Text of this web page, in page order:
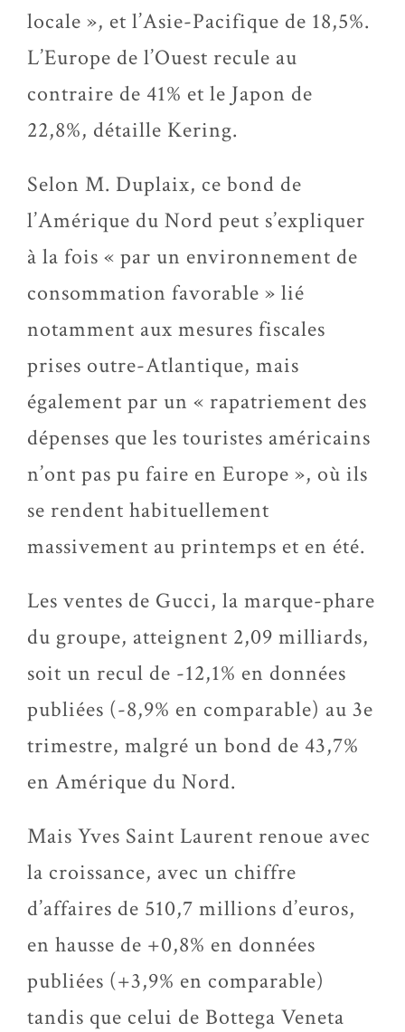
locale », et l’Asie-Pacifique de 18,5%.
L’Europe de l’Ouest recule au
contraire de 41% et le Japon de
22,8%, détaille Kering.
Selon M. Duplaix, ce bond de
l’Amérique du Nord peut s’expliquer
à la fois « par un environnement de
consommation favorable » lié
notamment aux mesures fiscales
prises outre-Atlantique, mais
également par un « rapatriement des
dépenses que les touristes américains
n’ont pas pu faire en Europe », où ils
se rendent habituellement
massivement au printemps et en été.
Les ventes de Gucci, la marque-phare
du groupe, atteignent 2,09 milliards,
soit un recul de -12,1% en données
publiées (-8,9% en comparable) au 3e
trimestre, malgré un bond de 43,7%
en Amérique du Nord.
Mais Yves Saint Laurent renoue avec
la croissance, avec un chiffre
d’affaires de 510,7 millions d’euros,
en hausse de +0,8% en données
publiées (+3,9% en comparable)
tandis que celui de Bottega Veneta